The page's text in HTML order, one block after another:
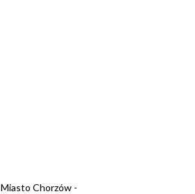
Miasto Chorzów -